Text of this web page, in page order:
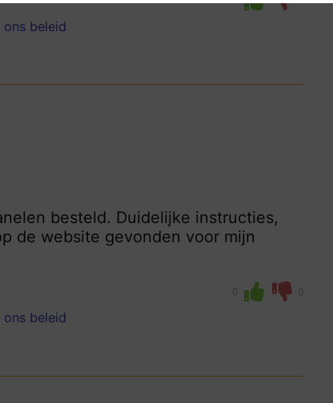
ons beleid
besteld. Duidelijke instructies,
de website gevonden voor mijn
0 0
ons beleid